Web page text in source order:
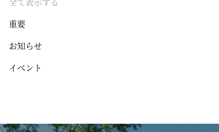
重要
お知らせ
イベント